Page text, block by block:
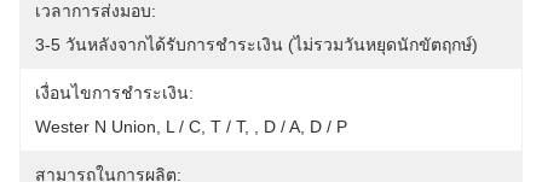
เวลาการส่งมอบ:
3-5 วันหลังจากได้รับการชำระเงิน (ไม่รวมวันหยุดนักขัตฤกษ์)
เงื่อนไขการชำระเงิน:
Wester N Union, L / C, T / T, , D / A, D / P
สามารถในการผลิต: